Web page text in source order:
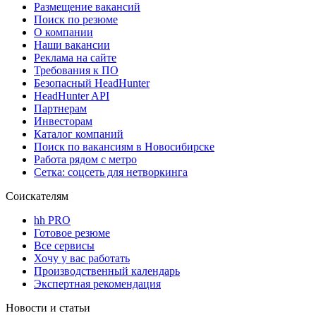
Размещение вакансий
Поиск по резюме
О компании
Наши вакансии
Реклама на сайте
Требования к ПО
Безопасный HeadHunter
HeadHunter API
Партнерам
Инвесторам
Каталог компаний
Поиск по вакансиям в Новосибирске
Работа рядом с метро
Сетка: соцсеть для нетворкинга
Соискателям
hh PRO
Готовое резюме
Все сервисы
Хочу у вас работать
Производственный календарь
Экспертная рекомендация
Новости и статьи